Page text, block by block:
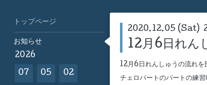
2020.12.05 (Sat)
12月6日れん
12月6日れんしゅうの流れ
チェロパートのパートの練習
トップページ
お知らせ
2026
07 05 02